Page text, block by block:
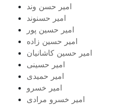
امیر حسن وند
امیر حسنوند
امیر حسین پور
امیر حسین زاده
امیر حسین کاشانیان
امیر حسینی
امیر حمیدی
امیر خسرو
امیر خسرو مرادی